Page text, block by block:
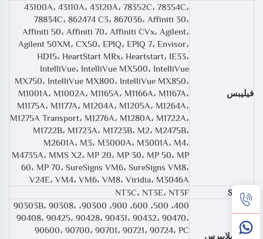
فيليبس
43100A، 43110A، 43120A، 78352C، 78354C،
78834C، 862474 C3، 867036، Affiniti 30،
Affiniti 50، Affiniti 70، Affiniti CVx، Agilent،
Agilent 50XM، CX50، EPIQ، EPIQ 7، Envisor،
HD15، HeartStart MRx، Heartstart، IE33،
IntelliVue، IntelliVue MX500، IntelliVue
MX750، IntelliVue MX800، IntelliVue MX850،
M1001A، M1002A، M1165A، M1166A، M1167A،
M1175A، M1177A، M1204A، M1205A، M1264A،
M1275A Transport، M1276A، M1280A، M1722A،
M1722B، M1723A، M1723B، M2، M2475B،
M2601A، M3، M3000A، M3001A، M4،
M4735A، MMS X2، MP 20، MP 30، MP 50، MP
60، MP 70، SureSigns VM6، SureSigns VM8،
V24E، VM4، VM6، VM8، Viridia، М3046А
Solaris
NT3C، NT3E، NT3F
سبايسلايبرس
400، 500، 600، 900، 90300، 90303B، 90308،
90408، 90425، 90428، 90431، 90432، 90470،
90600، 90700، 90701، 90721، 90724، PC